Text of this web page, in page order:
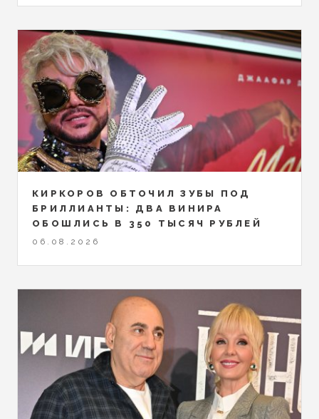
КИРКОРОВ ОБТОЧИЛ ЗУБЫ ПОД
БРИЛЛИАНТЫ: ДВА ВИНИРА
ОБОШЛИСЬ В 350 ТЫСЯЧ РУБЛЕЙ
06.08.2026